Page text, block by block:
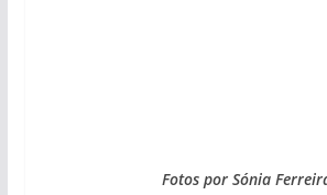
Fotos por Sónia